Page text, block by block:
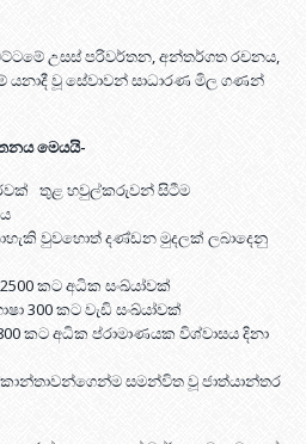
උසස් පරිවර්තන, අන්තර්ගත රචනය,
යනාදී වූ සේවාවන් සාධාරණ මිල ගණන්
මෙයයි-
තුළ හවුල්කරුවන් සිටීම
වුවහොත් දණ්ඩන මුදලක් ලබාදෙනු
කට අධික සංඛ්යා්වක්
300 කට වැඩි සංඛ්යා්වක්
කට අධික ප්රාමාණයක විශ්වාසය දිනා
සමන්විත වූ ජාත්යාන්තර